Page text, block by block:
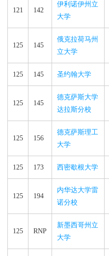
121 142
伊利诺伊州立
大学
125 145
俄克拉荷马州
立大学
125 145 圣约翰大学
125 145
德克萨斯大学
达拉斯分校
125 156
德克萨斯理工
大学
125 173 西密歇根大学
125 194
内华达大学雷
诺分校
125 RNP
新墨西哥州立
大学